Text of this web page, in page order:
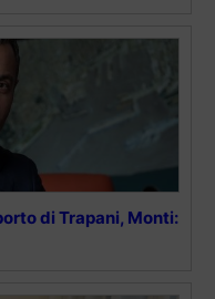
di Trapani, Monti: